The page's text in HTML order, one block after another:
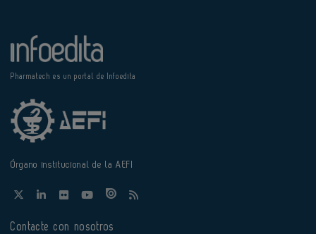
Pharmatech es un portal de Infoedita
Órgano institucional de la AEFI
Contacte con nosotros